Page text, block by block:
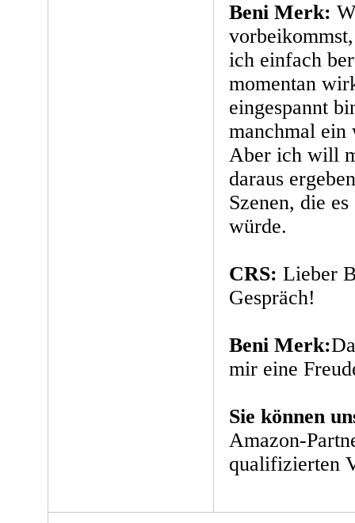
Beni Merk:
ich einfach
momentan
eingespannt
manchmal ein
Aber ich will
daraus
Szenen, die
würde.
CRS: Lieber
Gespräch!
Beni Merk:
mir eine
Sie können
Amazon-
qualifizierten